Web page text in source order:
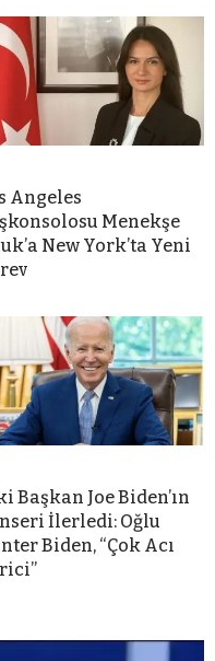
Angeles
Menekşe
New York’ta Yeni
Başkan Joe Biden’ın
İlerledi: Oğlu
Biden, “Çok Acı